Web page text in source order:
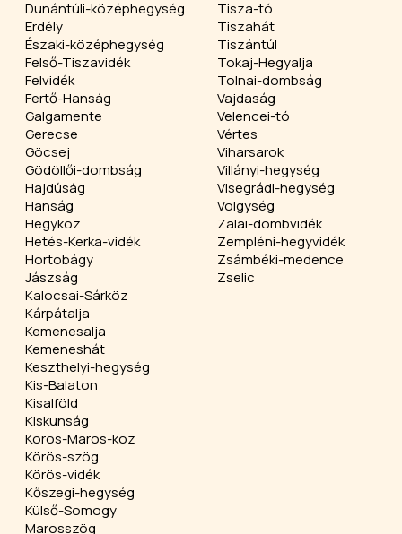
Dunántúli-középhegység
Erdély
Északi-középhegység
Felső-Tiszavidék
Felvidék
Fertő-Hanság
Galgamente
Gerecse
Göcsej
Gödöllői-dombság
Hajdúság
Hanság
Hegyköz
Hetés-Kerka-vidék
Hortobágy
Jászság
Kalocsai-Sárköz
Kárpátalja
Kemenesalja
Kemeneshát
Keszthelyi-hegység
Kis-Balaton
Kisalföld
Kiskunság
Körös-Maros-köz
Körös-szög
Körös-vidék
Kőszegi-hegység
Külső-Somogy
Marosszög
Tisza-tó
Tiszahát
Tiszántúl
Tokaj-Hegyalja
Tolnai-dombság
Vajdaság
Velencei-tó
Vértes
Viharsarok
Villányi-hegység
Visegrádi-hegység
Völgység
Zalai-dombvidék
Zempléni-hegyvidék
Zsámbéki-medence
Zselic